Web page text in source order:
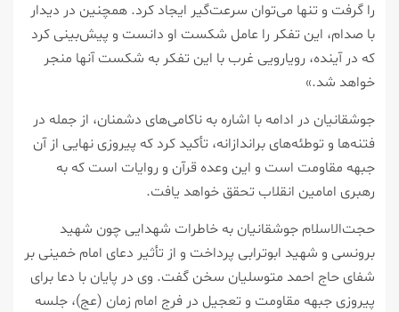
را گرفت و تنها می‌توان سرعت‌گیر ایجاد کرد. همچنین در دیدار
با صدام، این تفکر را عامل شکست او دانست و پیش‌بینی کرد
که در آینده، رویارویی غرب با این تفکر به شکست آنها منجر
خواهد شد.»
جوشقانیان در ادامه با اشاره به ناکامی‌های دشمنان، از جمله در
فتنه‌ها و توطئه‌های براندازانه، تأکید کرد که پیروزی نهایی از آن
جبهه مقاومت است و این وعده قرآن و روایات است که به
رهبری امامین انقلاب تحقق خواهد یافت.
حجت‌الاسلام جوشقانیان به خاطرات شهدایی چون شهید
برونسی و شهید ابوترابی پرداخت و از تأثیر دعای امام خمینی بر
شفای حاج احمد متوسلیان سخن گفت. وی در پایان با دعا برای
پیروزی جبهه مقاومت و تعجیل در فرج امام زمان (عج)، جلسه